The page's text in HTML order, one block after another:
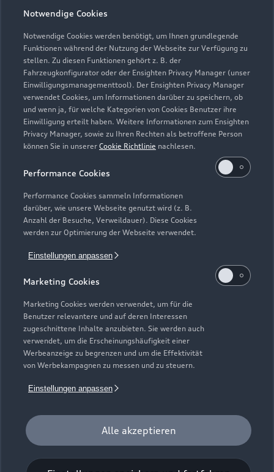
Notwendige Cookies
Notwendige Cookies werden benötigt, um Ihnen grundlegende
Funktionen während der Nutzung der Webseite zur Verfügung zu
stellen. Zu diesen Funktionen gehört z. B. der
Fahrzeugkonfigurator oder der Ensighten Privacy Manager (unser
Einwilligungsmanagementtool). Der Ensighten Privacy Manager
verwendet Cookies, um Informationen darüber zu speichern, ob
und wenn ja, für welche Kategorien von Cookies Benutzer ihre
Einwilligung erteilt haben. Weitere Informationen zum Ensighten
Privacy Manager, sowie zu Ihren Rechten als betroffene Person
können Sie in unserer Cookie Richtlinie nachlesen.
Performance Cookies
Performance Cookies sammeln Informationen
darüber, wie unsere Webseite genutzt wird (z. B.
Anzahl der Besuche, Verweildauer). Diese Cookies
werden zur Optimierung der Webseite verwendet.
Einstellungen anpassen
Marketing Cookies
Marketing Cookies werden verwendet, um für die
Benutzer relevantere und auf deren Interessen
zugeschnittene Inhalte anzubieten. Sie werden auch
verwendet, um die Erscheinungshäufigkeit einer
Werbeanzeige zu begrenzen und um die Effektivität
von Werbekampagnen zu messen und zu steuern.
Einstellungen anpassen
Alle akzeptieren
Öffnungszeiten
Service
Geöffnet bis12:00
Teile- & Zubehörverkauf
Geöffnet bis12:00
Zur Reparatur